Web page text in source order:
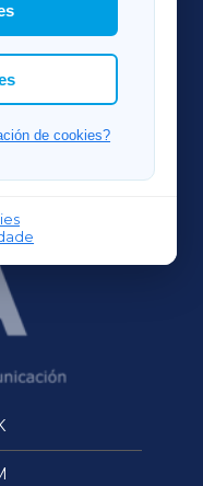
a elección das
de cookies?